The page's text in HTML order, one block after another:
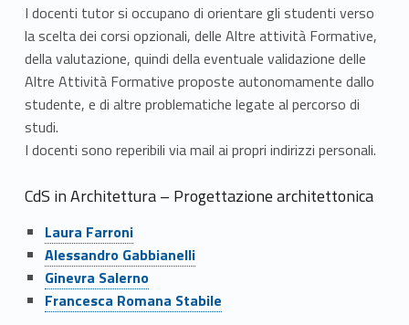
I docenti tutor si occupano di orientare gli studenti verso
la scelta dei corsi opzionali, delle Altre attività Formative,
della valutazione, quindi della eventuale validazione delle
Altre Attività Formative proposte autonomamente dallo
studente, e di altre problematiche legate al percorso di
studi.
I docenti sono reperibili via mail ai propri indirizzi personali.
CdS in Architettura – Progettazione architettonica
Link identifier #identifier__120584-11
Laura Farroni
Link identifier #identifier__184142-12
Alessandro Gabbianelli
Link identifier #identifier__58773-13
Ginevra Salerno
Link identifier #identifier__42528-14
Francesca Romana Stabile